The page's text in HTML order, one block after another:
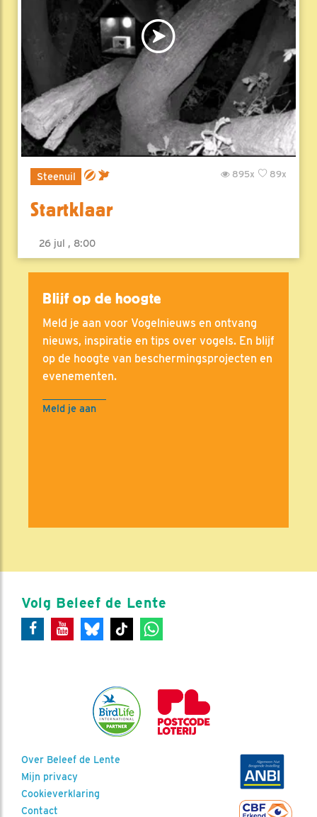
Steenuil 89x
895x
Startklaar
26 jul , 8:00
Blijf op de hoogte
Meld je aan voor Vogelnieuws en ontvang
nieuws, inspiratie en tips over vogels. En blijf
op de hoogte van beschermingsprojecten en
evenementen.
Meld je aan
Volg Beleef de Lente
Over Beleef de Lente
Mijn privacy
Cookieverklaring
Contact